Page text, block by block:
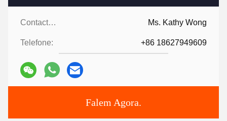
Contactos: Ms. Kathy Wong
Telefone: +86 18627949609
Falem Agora.